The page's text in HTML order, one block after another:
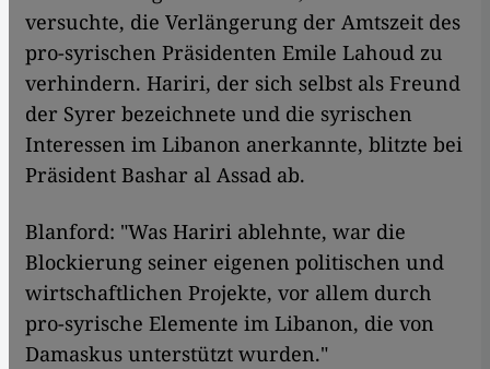
versuchte, die Verlängerung der Amtszeit des
pro-syrischen Präsidenten Emile Lahoud zu
verhindern. Hariri, der sich selbst als Freund
der Syrer bezeichnete und die syrischen
Interessen im Libanon anerkannte, blitzte bei
Präsident Bashar al Assad ab.
Blanford: "Was Hariri ablehnte, war die
Blockierung seiner eigenen politischen und
wirtschaftlichen Projekte, vor allem durch
pro-syrische Elemente im Libanon, die von
Damaskus unterstützt wurden."